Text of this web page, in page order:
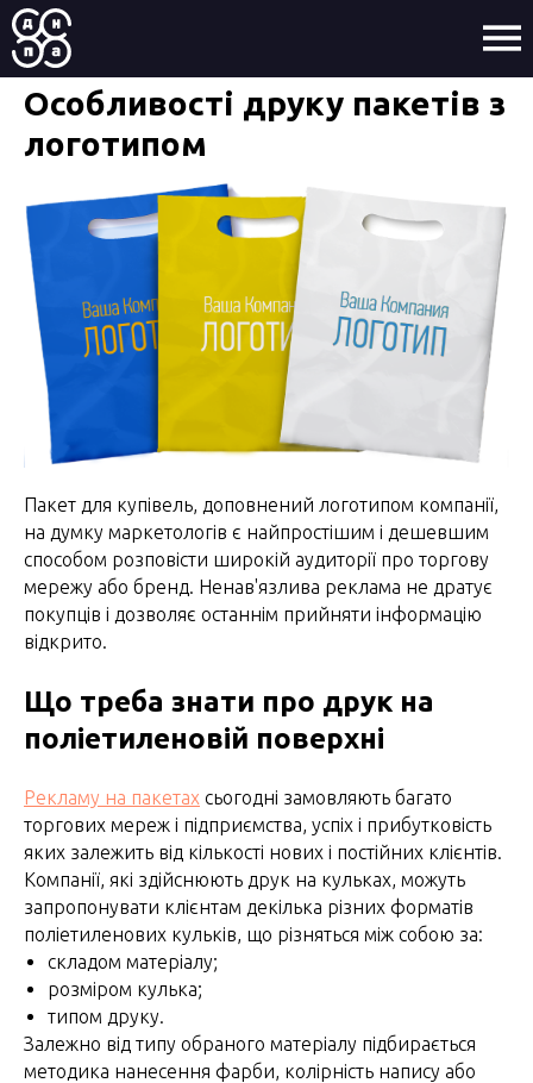
Особливості друку пакетів з
логотипом
Пакет для купівель, доповнений логотипом компанії,
на думку маркетологів є найпростішим і дешевшим
способом розповісти широкій аудиторії про торгову
мережу або бренд. Ненав'язлива реклама не дратує
покупців і дозволяє останнім прийняти інформацію
відкрито.
Що треба знати про друк на
поліетиленовій поверхні
Рекламу на пакетах сьогодні замовляють багато
торгових мереж і підприємства, успіх і прибутковість
яких залежить від кількості нових і постійних клієнтів.
Компанії, які здійснюють друк на кульках, можуть
запропонувати клієнтам декілька різних форматів
поліетиленових кульків, що різняться між собою за:
складом матеріалу;
розміром кулька;
типом друку.
Залежно від типу обраного матеріалу підбирається
методика нанесення фарби, колірність напису або